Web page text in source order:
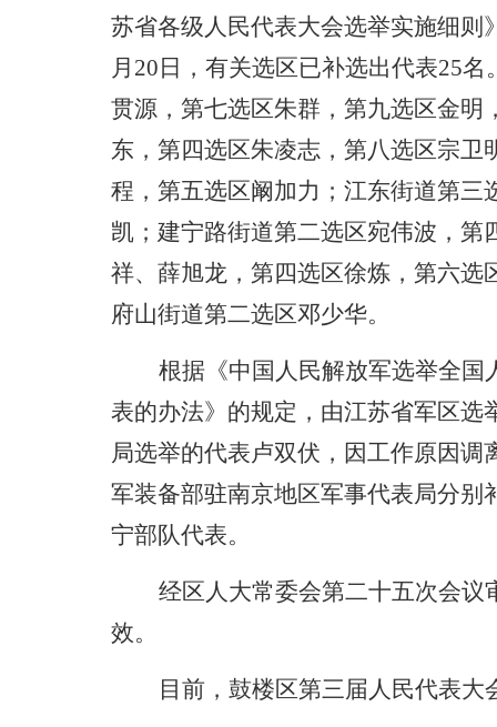
苏省各级人民代表大会选举实施细
月 20 日，有关选区已补选出代表25名
贯源，第七选区朱群，第九选区金
东，第四选区朱凌志，第八选区宗
程，第五选区阚加力；江东街道第
凯；建宁路街道第二选区宛伟波，
祥、薛旭龙，第四选区徐炼，第六
府山街道第二选区邓少华。
根据《中国人民解放军选举全
表的办法》的规定，由江苏省军区
局选举的代表卢双伏，因工作原因
军装备部驻南京地区军事代表局分
宁部队代表。
经区人大常委会第二十五次会议
效。
目前，鼓楼区第三届人民代表大